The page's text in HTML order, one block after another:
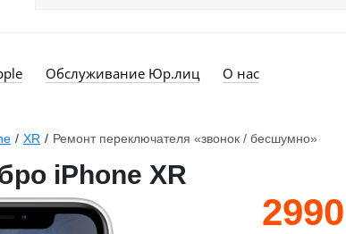
Обслуживание Юр.лиц О нас
/ XR / Ремонт переключателя «звонок / бесшумно»
iPhone XR